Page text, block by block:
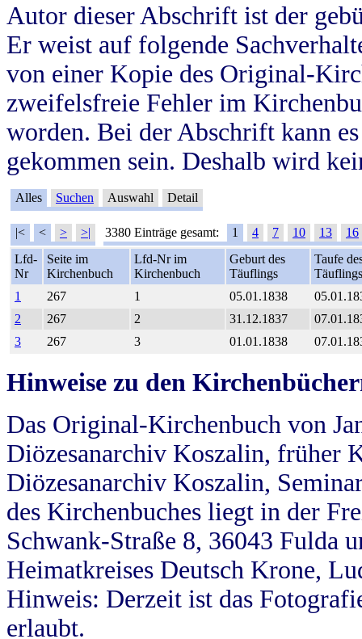
Autor dieser Abschrift ist der
Er weist auf folgende
von einer Kopie des Original-
zweifelsfreie Fehler im
worden. Bei der Abschrift kann
gekommen sein. Deshalb wird
Alles Suchen Auswahl Detail
|< < > >| 3380 Einträge gesamt: 1 4 7 10 13
16
Lfd-
Nr
Seite im
Kirchenbuch
Lfd-Nr im
Kirchenbuch
Geburt des
Täuflings
Taufe
Täuflings
1
267 1 05.01.1838
2
267 2 31.12.1837
3
267 3 01.01.1838
Hinweise zu den
Das Original-Kirchenbuch von
Diözesanarchiv Koszalin, früher
Diözesanarchiv Koszalin,
des Kirchenbuches liegt in der
Schwank-Straße 8, 36043 Fulda
Heimatkreises Deutsch Krone,
Hinweis: Derzeit ist das
erlaubt.